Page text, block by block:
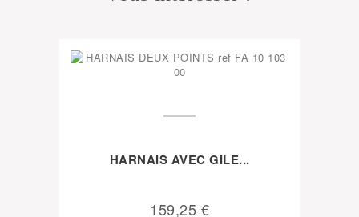
HARNAIS AVEC GILE...
159,25 €